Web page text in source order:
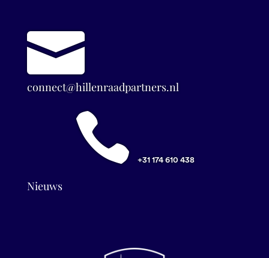

connect@hillenraadpartners.nl
 +31 174 610 438
Nieuws